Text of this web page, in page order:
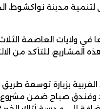
لتنمية مدينة
الجولة، التي شملت 26 موقعا في
للتأكد من
وفندق صباح ضمن